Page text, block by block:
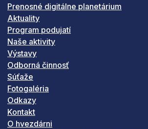
Prenosné digitálne planetárium
Aktuality
Program podujatí
Naše aktivity
Výstavy
Odborná činnosť
Súťaže
Fotogaléria
Odkazy
Kontakt
O hvezdárni